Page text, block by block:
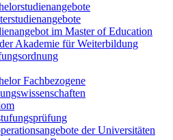
im Master of Education
Akademie für Weiterbildung
Fachbezogene
der Universitäten